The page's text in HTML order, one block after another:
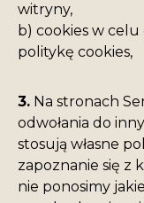
witryny,
b) cookies w
politykę cookies,
3. Na stronach
odwołania do
stosują własne
zapoznanie się z
nie ponosimy